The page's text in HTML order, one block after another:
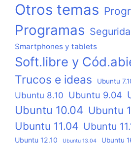
Otros temas
Programas
Smartphones y tablets
Soft.libre y
Trucos e ideas Ubuntu
Ubuntu 8.10 Ubuntu 9.04
Ubuntu 10.04 Ubuntu
Ubuntu 11.04 Ubuntu
Ubuntu 12.10 Ubuntu 13.04 Ubuntu